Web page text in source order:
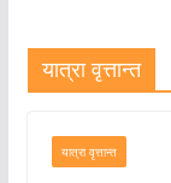
यात्रा वृत्तान्त
यात्रा वृत्तान्त